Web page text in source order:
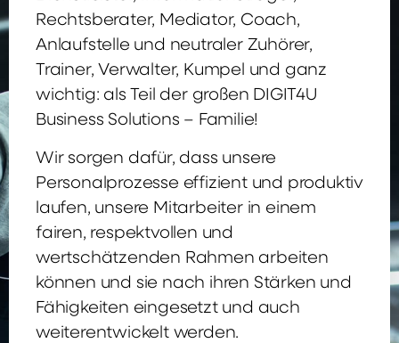
Rechtsberater, Mediator, Coach,
Anlaufstelle und neutraler Zuhörer,
Trainer, Verwalter, Kumpel und ganz
wichtig: als Teil der großen DIGIT4U
Business Solutions – Familie!
Wir sorgen dafür, dass unsere
Personalprozesse effizient und produktiv
laufen, unsere Mitarbeiter in einem
fairen, respektvollen und
wertschätzenden Rahmen arbeiten
können und sie nach ihren Stärken und
Fähigkeiten eingesetzt und auch
weiterentwickelt werden.